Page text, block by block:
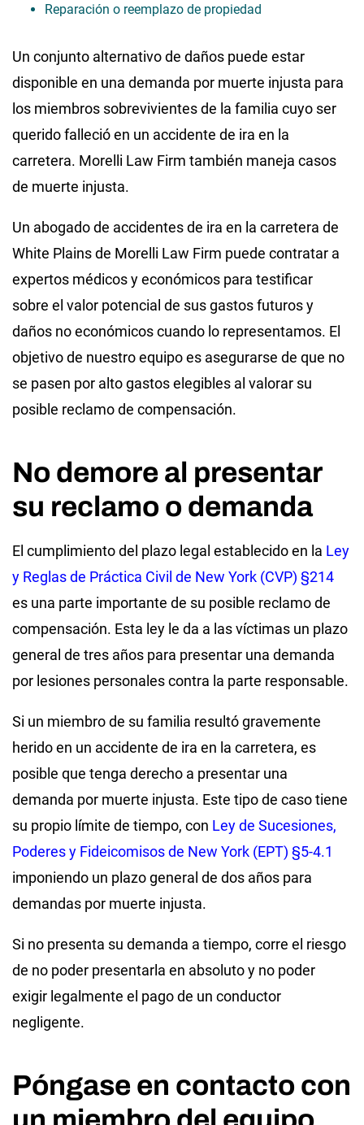
Reparación o reemplazo de propiedad
Un conjunto alternativo de daños puede estar
disponible en una demanda por muerte injusta para
los miembros sobrevivientes de la familia cuyo ser
querido falleció en un accidente de ira en la
carretera. Morelli Law Firm también maneja casos
de muerte injusta.
Un abogado de accidentes de ira en la carretera de
White Plains de Morelli Law Firm puede contratar a
expertos médicos y económicos para testificar
sobre el valor potencial de sus gastos futuros y
daños no económicos cuando lo representamos. El
objetivo de nuestro equipo es asegurarse de que no
se pasen por alto gastos elegibles al valorar su
posible reclamo de compensación.
No demore al presentar
su reclamo o demanda
El cumplimiento del plazo legal establecido en la Ley
y Reglas de Práctica Civil de New York (CVP) §214
es una parte importante de su posible reclamo de
compensación. Esta ley le da a las víctimas un plazo
general de tres años para presentar una demanda
por lesiones personales contra la parte responsable.
Si un miembro de su familia resultó gravemente
herido en un accidente de ira en la carretera, es
posible que tenga derecho a presentar una
demanda por muerte injusta. Este tipo de caso tiene
su propio límite de tiempo, con Ley de Sucesiones,
Poderes y Fideicomisos de New York (EPT) §5-4.1
imponiendo un plazo general de dos años para
demandas por muerte injusta.
Si no presenta su demanda a tiempo, corre el riesgo
de no poder presentarla en absoluto y no poder
exigir legalmente el pago de un conductor
negligente.
Póngase en contacto con